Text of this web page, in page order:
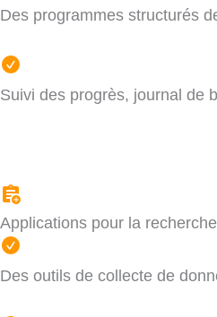
Des programmes structurés
Suivi des progrès, journal de
Applications pour la
Des outils de collecte de